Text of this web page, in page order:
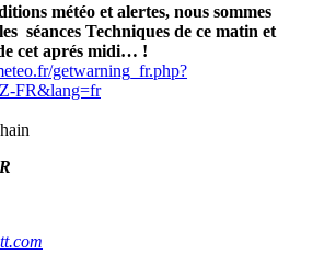
météo et alertes, nous sommes
séances Techniques de ce matin et
cet aprés midi… !
getwarning_fr.php?
FR&lang=fr